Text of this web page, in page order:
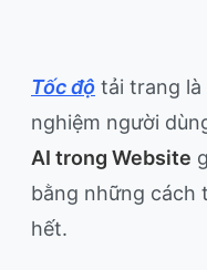
Tốc độ tải trang
nghiệm người
AI trong Website
bằng những cách
hết.